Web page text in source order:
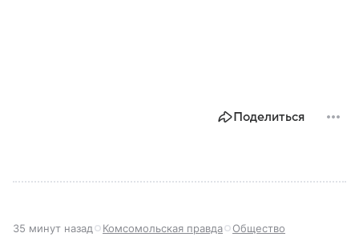
Поделиться
35 минут назад Комсомольская правда Общество